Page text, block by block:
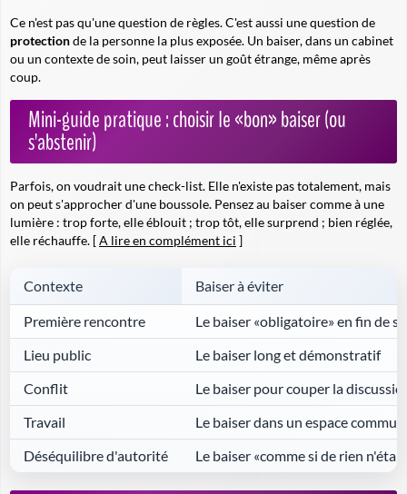
Ce n'est pas qu'une question de règles. C'est aussi une question de
protectionde la personne la plus exposée. Un baiser, dans un cabinet
ou un contexte de soin, peut laisser un goût étrange, même après
coup.
Mini-guide pratique : choisir le «bon» baiser (ou
s'abstenir)
Parfois, on voudrait une check-list. Elle n'existe pas totalement, mais
on peut s'approcher d'une boussole. Pensez au baiser comme à une
lumière : trop forte, elle éblouit ; trop tôt, elle surprend ; bien réglée,
elle réchauffe. [A lire en complément ici ]
Contexte Baiser à éviter
Première rencontre
Le baiser «obligatoire» en fin de
Lieu public
Le baiser long et démonstratif
Conflit
Le baiser pour couper la
Travail
Le baiser dans un espace commun
Déséquilibre d'autorité
Le baiser «comme si de rien